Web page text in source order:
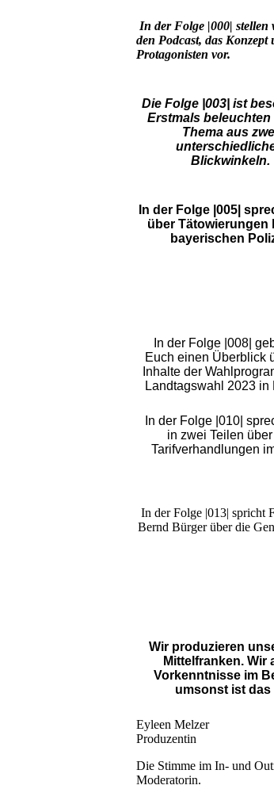
In der Folge |000| stellen
den Podcast, das Konzept
Protagonisten vor.
Die Folge |003| ist
Erstmals beleuchten
Thema aus
Blickwinkeln.
In der Folge |005|
über Tätowierungen
bayerischen
In der Folge |008|
Euch einen Überblick
Inhalte der
Landtagswahl 2023 in
In der Folge |010|
in zwei Teilen
Tarifverhandlungen
In der Folge |013| spricht
Bernd Bürger über die
Wir produzieren
Mittelfranken.
Vorkenntnisse im
umsonst ist das
Eyleen Melzer
Produzentin
Die Stimme im In- und
Moderatorin.